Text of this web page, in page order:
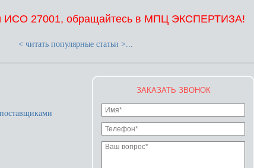
ИСО 27001, обращайтесь в МПЦ ЭКСПЕРТИЗА!
< читать популярные статьи >...
ЗАКАЗАТЬ ЗВОНОК